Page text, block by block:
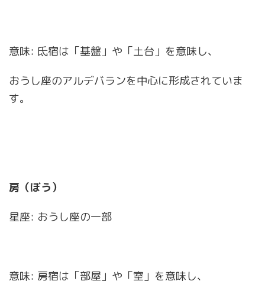
意味: 氐宿は「基盤」や「土台」を意味し、
おうし座のアルデバランを中心に形成されていま
す。
房（ぼう）
星座: おうし座の一部
意味: 房宿は「部屋」や「室」を意味し、